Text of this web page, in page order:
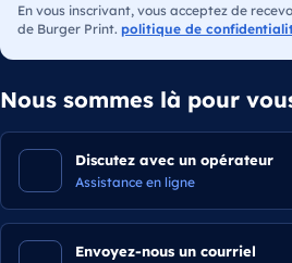
En vous inscrivant, vous acceptez de
de Burger Print. politique de
Nous sommes là pour
Discutez avec un opérateur
Assistance en ligne
Envoyez-nous un courriel